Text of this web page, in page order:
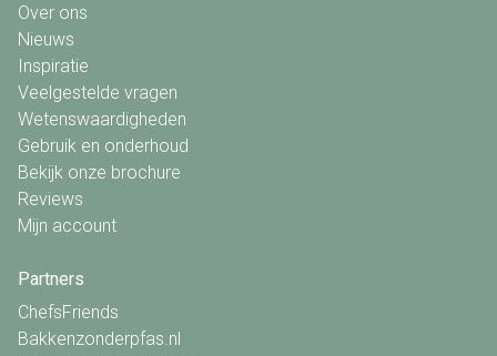
Over ons
Nieuws
Inspiratie
Veelgestelde vragen
Wetenswaardigheden
Gebruik en onderhoud
Bekijk onze brochure
Reviews
Mijn account
Partners
ChefsFriends
Bakkenzonderpfas.nl